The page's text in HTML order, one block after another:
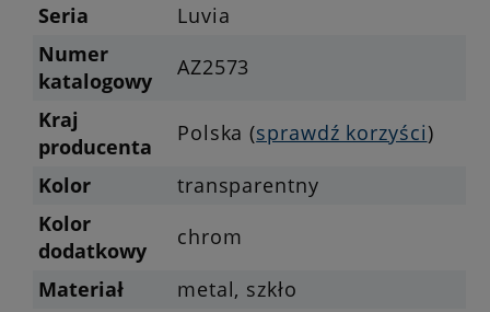
Seria
Luvia
Numer
katalogowy
AZ2573
Kraj
producenta
Polska (sprawdź korzyści)
Kolor
transparentny
Kolor
dodatkowy
chrom
Materiał
metal, szkło